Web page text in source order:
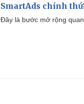
SmartAds chính
Đây là bước mở rộng